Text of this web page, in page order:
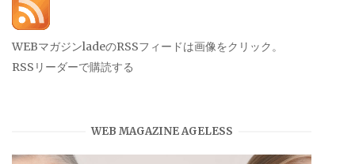
WEBマガジンladeのRSSフィードは画像をクリック。
RSSリーダーで購読する
WEB MAGAZINE AGELESS